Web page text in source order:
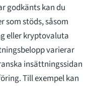
godkänts kan du
som stöds, såsom
eller kryptovaluta
varierar
insättningssidan
Till exempel kan